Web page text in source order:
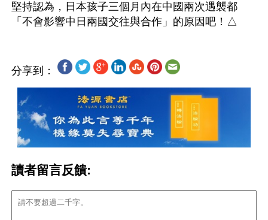
堅持認為，日本孩子三個月內在中國兩次遇襲都
分享到：
讀者留言反饋: